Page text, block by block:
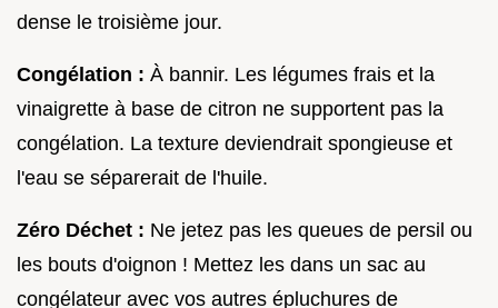
dense le troisième jour.
Congélation : À bannir. Les légumes frais et la
vinaigrette à base de citron ne supportent pas la
congélation. La texture deviendrait spongieuse et
l'eau se séparerait de l'huile.
Zéro Déchet : Ne jetez pas les queues de persil ou
les bouts d'oignon ! Mettez les dans un sac au
congélateur avec vos autres épluchures de